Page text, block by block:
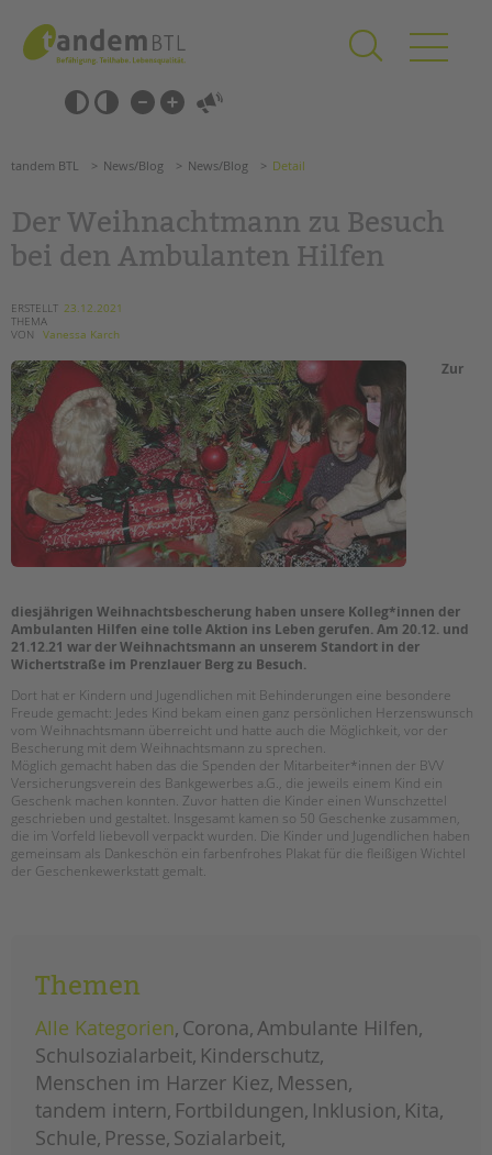
springen
Barrierefrei-
Einstellungen
überspringen
überspringen
SCHULE & GANZTAG
Oberschulen
Förderzentren
EFöB
Schulbezogene Sozialarbeit
Tagesgruppen
HILFEN ZUR ERZIEHUNG
EINGLIEDERUNGSHILFE
TANDEM BTL AKADEMIE
Zertfikatskurse
Seminarkalender
Seminarräume
STADTTEILARBEIT
PROFIL | LEITBILD
Bereiche im Überblick
Kinder- und Jugendschutz
tandem international
KARRIERE
Stellenangebote
tandem als Arbeitgeberin
NEWS/BLOG
Suchen
tandem BTL News/Blog News/Blog Detail
Der Weihnachtmann zu Besuch
bei den Ambulanten Hilfen
ERSTELLT 23.12.2021
THEMA
VON
Vanessa Karch
Zur
diesjährigen Weihnachtsbescherung haben unsere Kolleg*innen der
Ambulanten Hilfen eine tolle Aktion ins Leben gerufen. Am 20.12. und
21.12.21 war der Weihnachtsmann an unserem Standort in der
Wichertstraße im Prenzlauer Berg zu Besuch.
Dort hat er Kindern und Jugendlichen mit Behinderungen eine besondere
Freude gemacht: Jedes Kind bekam einen ganz persönlichen Herzenswunsch
vom Weihnachtsmann überreicht und hatte auch die Möglichkeit, vor der
Bescherung mit dem Weihnachtsmann zu sprechen.
Möglich gemacht haben das die Spenden der Mitarbeiter*innen der BVV
Versicherungsverein des Bankgewerbes a.G., die jeweils einem Kind ein
Geschenk machen konnten. Zuvor hatten die Kinder einen Wunschzettel
geschrieben und gestaltet. Insgesamt kamen so 50 Geschenke zusammen,
die im Vorfeld liebevoll verpackt wurden. Die Kinder und Jugendlichen haben
gemeinsam als Dankeschön ein farbenfrohes Plakat für die fleißigen Wichtel
der Geschenkewerkstatt gemalt.
Themen
Alle Kategorien Corona Ambulante Hilfen
Schulsozialarbeit Kinderschutz
Menschen im Harzer Kiez Messen
tandem intern Fortbildungen Inklusion Kita
Schule Presse Sozialarbeit